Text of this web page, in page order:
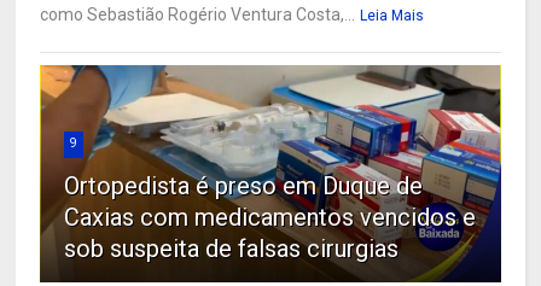
como Sebastião Rogério Ventura Costa,...
Leia Mais
9
Ortopedista é preso em Duque de
Caxias com medicamentos vencidos e
sob suspeita de falsas cirurgias